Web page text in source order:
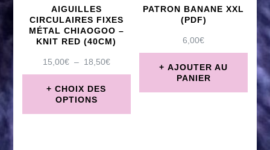
être
choisies
sur
la
AIGUILLES
CIRCULAIRES FIXES
MÉTAL CHIAOGOO –
KNIT RED (40CM)
15,00€ – 18,50€PLAGE
DE
À
CHOIX DES
OPTIONS
PATRON BANANE XXL
(PDF)
6,00€
AJOUTER AU
PANIER